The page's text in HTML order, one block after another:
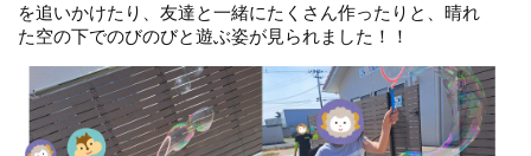
を追いかけたり、友達と一緒にたくさん作ったりと、晴れ
た空の下でのびのびと遊ぶ姿が見られました！！